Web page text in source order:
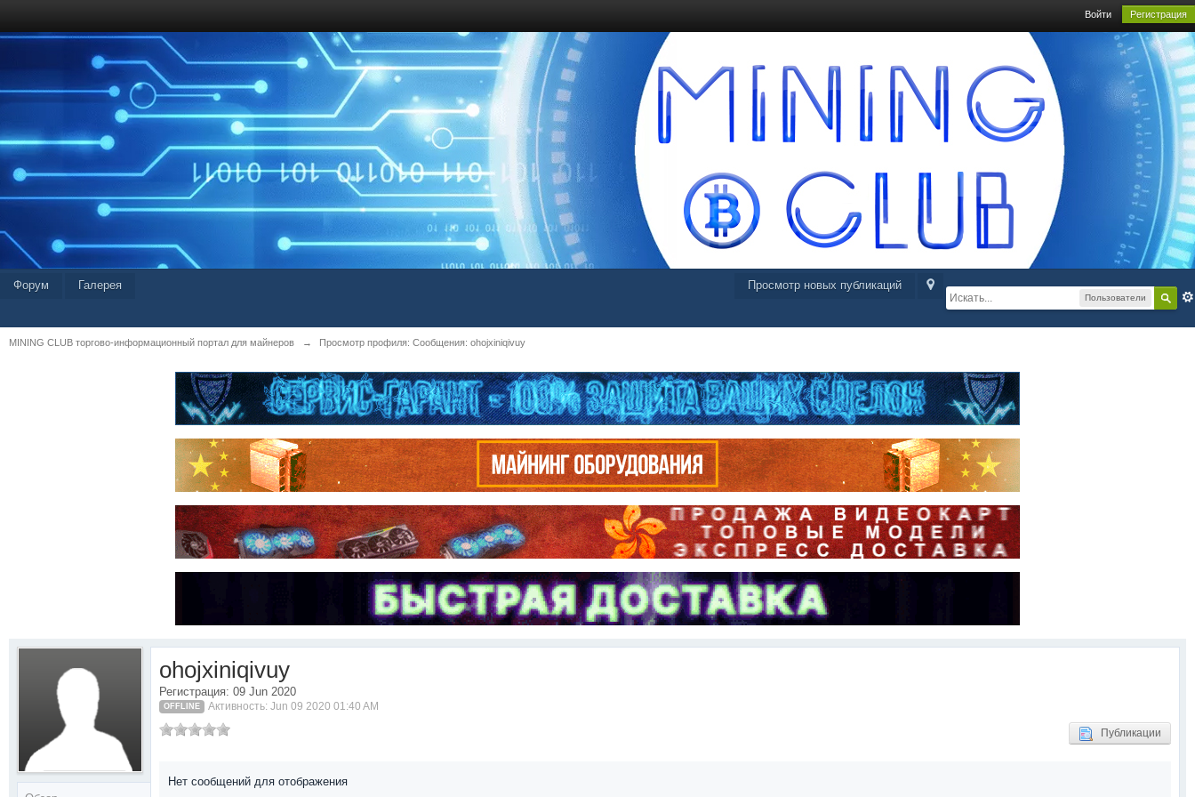
Войти Регистрация
Пользователи
Просмотр новых публикаций
Форум Галерея
MINING CLUB торгово-информационный портал для майнеров → Просмотр профиля: Сообщения: ohojxiniqivuy
ohojxiniqivuy
Регистрация: 09 Jun 2020
OFFLINE Активность: Jun 09 2020 01:40 AM
Публикации
Нет сообщений для отображения